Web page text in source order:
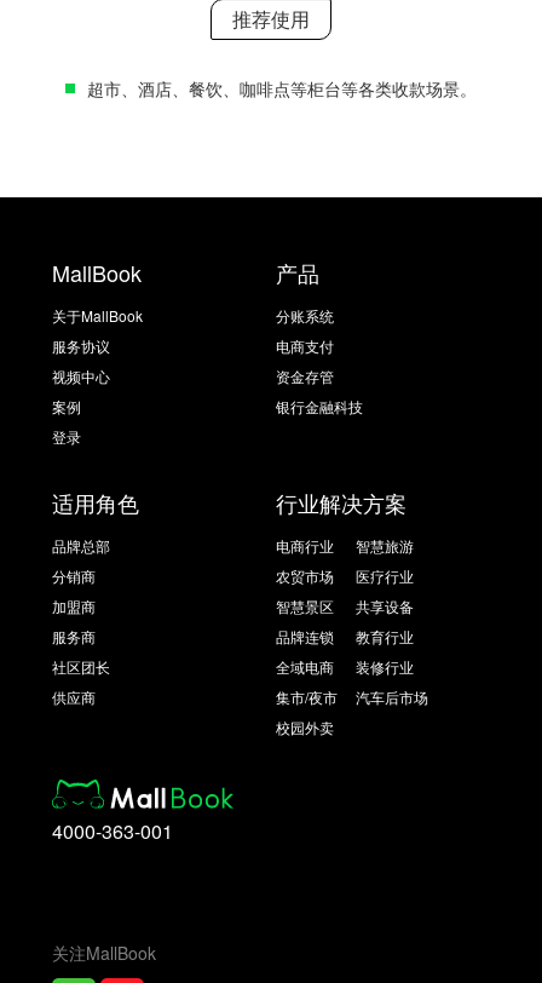
推荐使用
超市、酒店、餐饮、咖啡点等柜台等各类收款场景。
MallBook
关于MallBook
服务协议
视频中心
案例
登录
产品
分账系统
电商支付
资金存管
银行金融科技
适用角色
品牌总部
分销商
加盟商
服务商
社区团长
供应商
行业解决方案
电商行业
智慧旅游
农贸市场
医疗行业
智慧景区
共享设备
品牌连锁
教育行业
全域电商
装修行业
集市/夜市
汽车后市场
校园外卖
4000-363-001
关注MallBook